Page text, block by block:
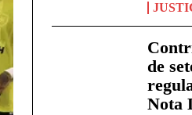
de
Nota